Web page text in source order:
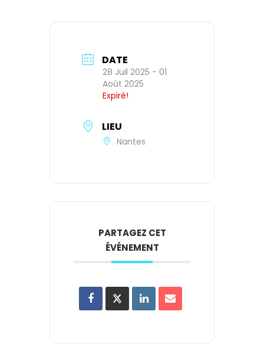
DATE
28 Juil 2025 - 01
Août 2025
Expiré!
LIEU
Nantes
PARTAGEZ CET
ÉVÉNEMENT